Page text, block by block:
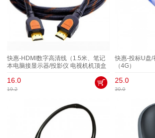
快惠-HDMI数字高清线（1.5米、笔记
本电脑接显示器/投影仪 电视机机顶盒
16.0
19.2
快惠-投标U盘/
（4G）
25.0
30.0